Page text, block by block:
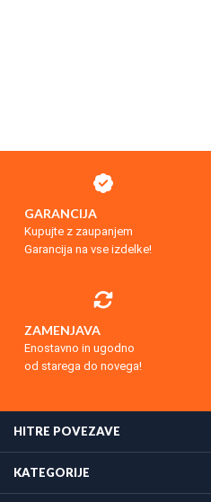
GARANCIJA
Kupujte z zaupanjem
Garancija na vse izdelke!
ZAMENJAVA
Enostavno in ugodno
od starega do novega!
HITRE POVEZAVE
KATEGORIJE